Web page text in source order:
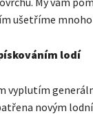
ušetříme mnoho
lodí
vyplutím
novým